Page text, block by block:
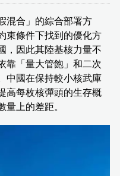
混合」的綜合部署方
束條件下找到的優化方
，因此其陸基核力量不
靠「量大管飽」和二次
中國在保持較小核武庫
高每枚核彈頭的生存概
量上的差距。